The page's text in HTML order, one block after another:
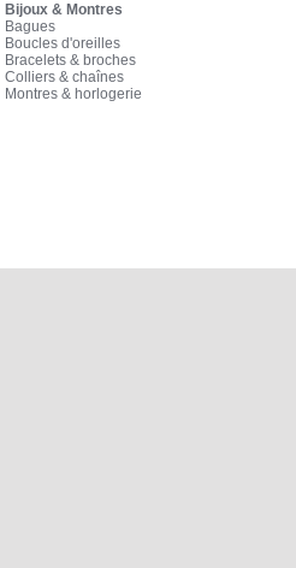
Bijoux & Montres
Bagues
Boucles d'oreilles
Bracelets & broches
Colliers & chaînes
Montres & horlogerie